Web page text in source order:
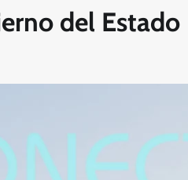
del Estado